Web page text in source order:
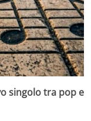
singolo tra pop e